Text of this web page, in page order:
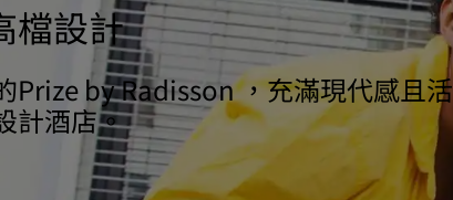
檔設計
Prize by Radisson ，充滿現代感且活
計酒店。